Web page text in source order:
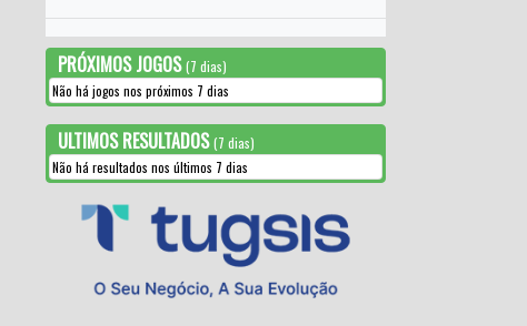
PRÓXIMOS JOGOS(7 dias)
Não há jogos nos próximos 7 dias
ULTIMOS RESULTADOS(7 dias)
Não há resultados nos últimos 7 dias